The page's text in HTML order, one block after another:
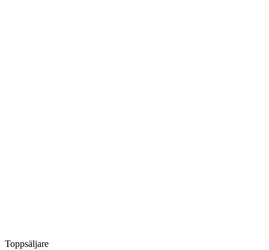
Toppsäljare